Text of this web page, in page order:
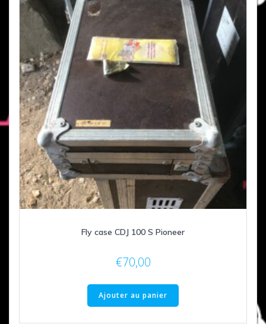
Fly case CDJ 100 S Pioneer
€70,00
Ajouter au panier